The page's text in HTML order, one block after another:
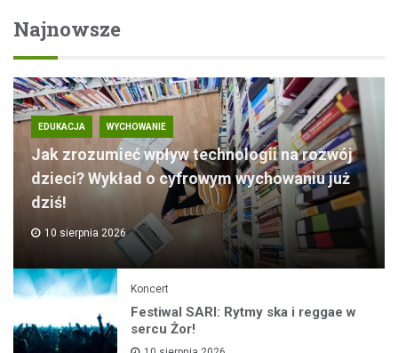
Najnowsze
EDUKACJA WYCHOWANIE
Jak zrozumieć wpływ technologii na rozwój
dzieci? Wykład o cyfrowym wychowaniu już
dziś!
10 sierpnia 2026
Koncert
Festiwal SARI: Rytmy ska i reggae w
sercu Żor!